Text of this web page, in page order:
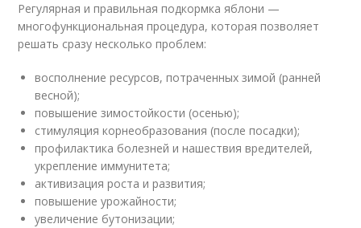
Регулярная и правильная подкормка яблони —
многофункциональная процедура, которая позволяет
решать сразу несколько проблем:
восполнение ресурсов, потраченных зимой (ранней
весной);
повышение зимостойкости (осенью);
стимуляция корнеобразования (после посадки);
профилактика болезней и нашествия вредителей,
укрепление иммунитета;
активизация роста и развития;
повышение урожайности;
увеличение бутонизации;